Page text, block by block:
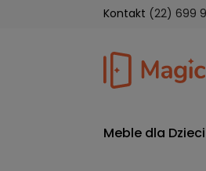
Kontakt (22) 699
Meble dla Dzieci